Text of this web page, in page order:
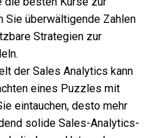
Sie überwältigende Zahlen
Strategien zur
der Sales Analytics kann
eines Puzzles mit
eintauchen, desto mehr
solide Sales-Analytics-